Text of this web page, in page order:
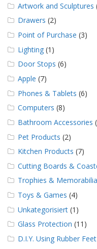
F
A
Q
B
l
o
g
K
o
t
a
k
t
Artwork and Sculptures
Drawers (2)
Point of Purchase (3)
Lighting (1)
Door Stops (6)
Apple (7)
Phones & Tablets (6)
Computers (8)
Bathroom Accessories
Pet Products (2)
Kitchen Products (7)
Cutting Boards &
Trophies & Memorabilia
Toys & Games (4)
Unkategorisiert (1)
Glass Protection (11)
D.I.Y. Using Rubber Feet